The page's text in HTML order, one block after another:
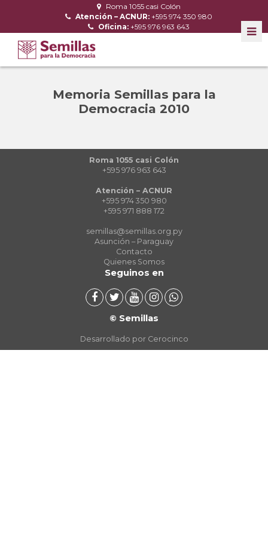
Roma 1055 casi Colón
Atención – ACNUR: +595 974 350 980
Oficina: +595 976 963 643
Memoria Semillas para la
Democracia 2010
Roma 1055 casi Colón
+595 976 963 643
Atención – ACNUR
+595 974 350 980
+595 971 888 172
semillas@semillas.org.py
Asunción – Paraguay
Contacto
Quienes Somos
Seguinos en
© Semillas
Desarrollado por Cerocinco